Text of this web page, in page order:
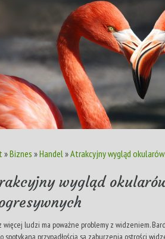
»Biznes »Handel »Atrakcyjny wygląd
wygląd
więcej ludzi ma poważne problemy z widzeniem.
spotykaną przypadłością są zaburzenia ostrości